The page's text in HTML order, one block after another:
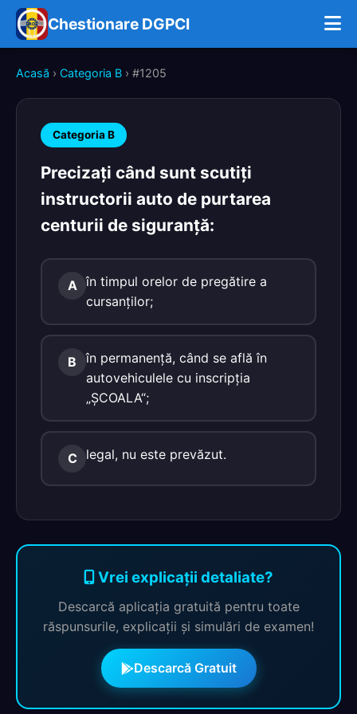
Chestionare DGPCI
Acasă › Categoria B › #1205
Categoria B
Precizaţi când sunt scutiţi
instructorii auto de purtarea
centurii de siguranţă:
A în timpul orelor de pregătire a
cursanţilor;
B
în permanenţă, când se află în
autovehiculele cu inscripţia
„ŞCOALA“;
C legal, nu este prevăzut.
Vrei explicații detaliate?
Descarcă aplicația gratuită pentru toate
răspunsurile, explicații și simulări de examen!
Descarcă Gratuit